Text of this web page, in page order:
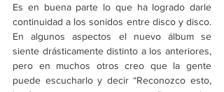
Es en buena parte lo que ha logrado darle
continuidad a los sonidos entre disco y disco.
En algunos aspectos el nuevo álbum se
siente drásticamente distinto a los anteriores,
pero en muchos otros creo que la gente
puede escucharlo y decir “Reconozco esto,